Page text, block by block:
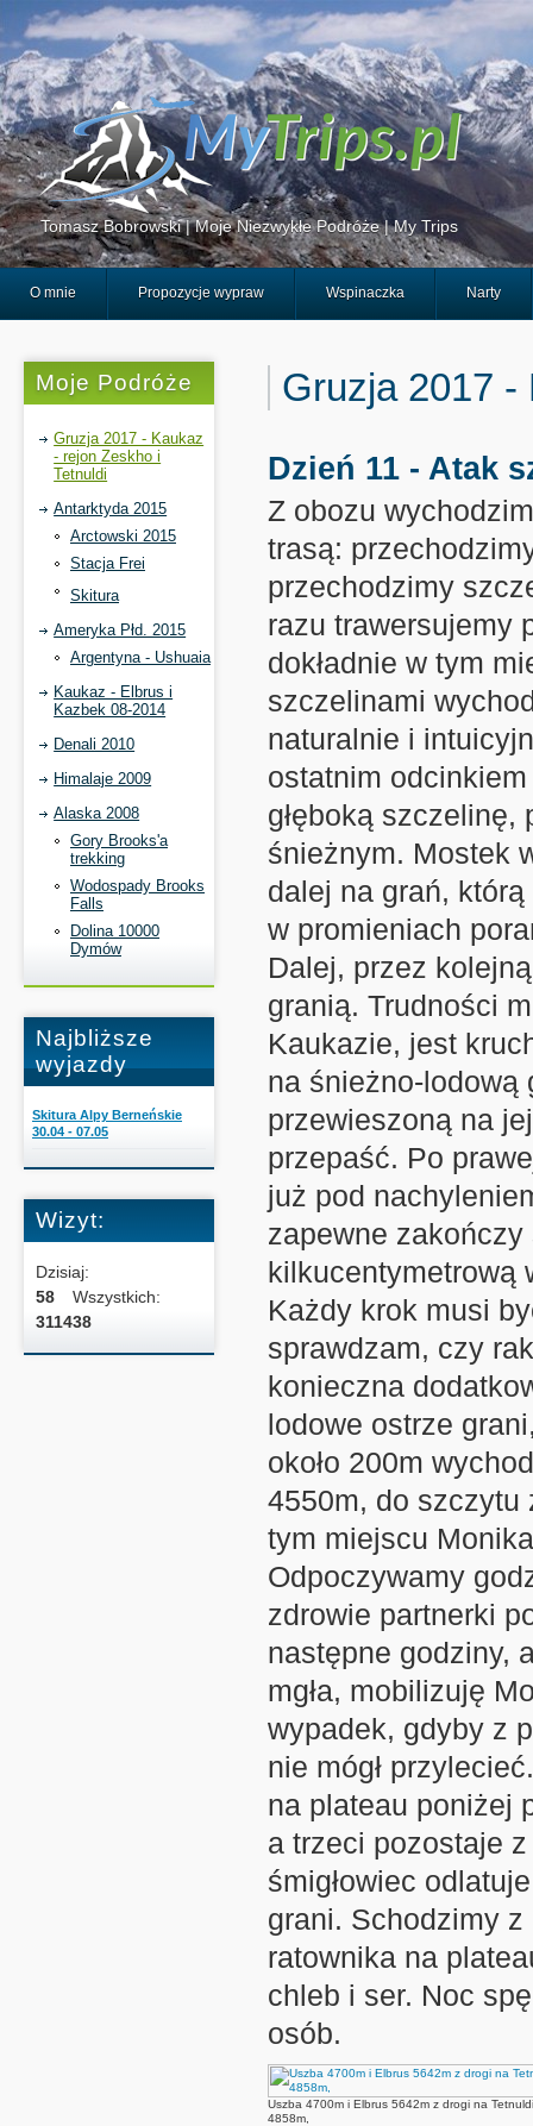
Tomasz Bobrowski | Moje Niezwykłe Podróże | My Trips
O mnie Propozycje wypraw Wspinaczka Narty
Moje Podróże
Gruzja 2017 - Kaukaz
- rejon Zeskho i
Tetnuldi
Antarktyda 2015
Arctowski 2015
Stacja Frei
Skitura
Ameryka Płd. 2015
Argentyna - Ushuaia
Kaukaz - Elbrus i
Kazbek 08-2014
Denali 2010
Himalaje 2009
Alaska 2008
Gory Brooks'a
trekking
Wodospady Brooks
Falls
Dolina 10000
Dymów
Najbliższe
wyjazdy
Skitura Alpy Berneńskie
30.04 - 07.05
Wizyt:
Dzisiaj:
58
Wszystkich:
311438
Gruzja 2017 -
Dzień 11 - Atak
Z obozu
trasą:
przechodzimy
razu trawersujemy
dokładnie w tym
szczelinami
naturalnie i
ostatnim
głęboką
śnieżnym. Mostek
dalej na grań,
w promieniach
Dalej, przez
granią. Trudności
Kaukazie, jest
na śnieżno-lodową
przewieszoną na
przepaść. Po
już pod
zapewne zakończy
kilkucentymetrową
Każdy krok musi
sprawdzam, czy
konieczna
lodowe ostrze
około 200m
4550m, do szczytu
tym miejscu
Odpoczywamy
zdrowie partnerki
następne godziny,
mgła, mobilizuję
wypadek, gdyby z
nie mógł
na plateau poniżej
a trzeci pozostaje
śmigłowiec
grani. Schodzimy
ratownika na
chleb i ser. Noc
osób.
Uszba 4700m i Elbrus 5642m z drogi na Tetnuldi
4858m,